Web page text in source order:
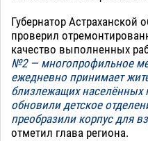
Губернатор Астраханской
проверил
качество выполненных
№2 — многопрофильное
ежедневно принимает
близлежащих населённых
обновили детское
преобразили корпус для
отметил глава региона.